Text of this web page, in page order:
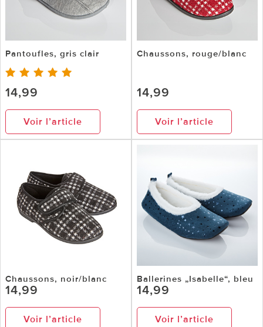
Pantoufles, gris clair
14,99
Voir l’article
Chaussons, rouge/blanc
14,99
Voir l’article
Chaussons, noir/blanc
14,99
Voir l’article
Ballerines „Isabelle“, bleu
14,99
Voir l’article